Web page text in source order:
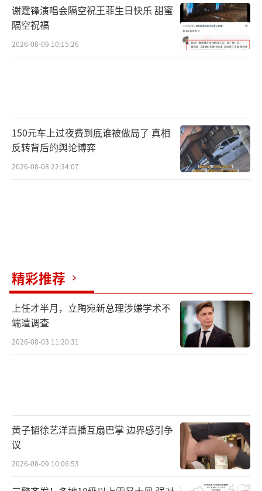
谢霆锋演唱会隔空祝王菲生日快乐 甜蜜
隔空祝福
2026-08-09 10:15:26
150元车上过夜费到底谁被做局了 真相
反转背后的舆论博弈
2026-08-08 22:34:07
精彩推荐
上任才半月，立陶宛新总理涉嫌学术不
端遭调查
2026-08-03 11:20:31
黄子韬徐艺洋直播互扇巴掌 边界感引争
议
2026-08-09 10:06:53